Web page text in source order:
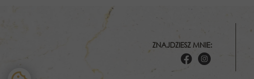
ZNAJDZIESZ MNIE: